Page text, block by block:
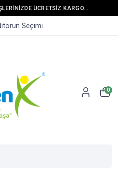
ÜCRETSİZ KARGO...
Seçimi
0